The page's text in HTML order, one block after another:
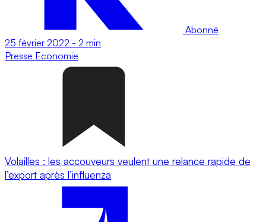
Abonné
25 février 2022 - 2 min
Presse Economie
Volailles : les accouveurs veulent une relance rapide de
l’export après l’influenza